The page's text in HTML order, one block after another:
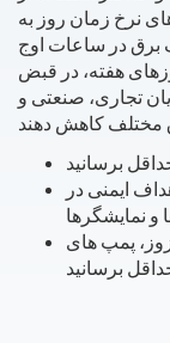
نرخ زمان روز به
برق در ساعات اوج
بعد از ظهر روزهای هفته، در قبض
تجاری، صنعتی و
برسانید
ایمنی در
و نمایشگرها
پمپ های
برسانید